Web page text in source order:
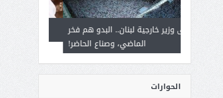
سلمان بن
إلى وزير خارجية لبنان.. البدو هم فخر
الماضي، وصناع الحاضر!
يحمل
من عشق
القيادة